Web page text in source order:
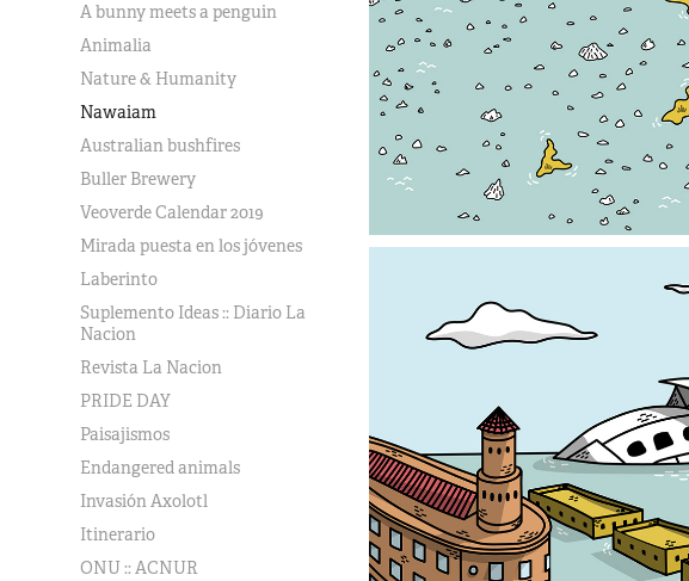
A bunny meets a penguin
Animalia
Nature & Humanity
Nawaiam
Australian bushfires
Buller Brewery
Veoverde Calendar 2019
Mirada puesta en los jóvenes
Laberinto
Suplemento Ideas :: Diario La
Nacion
Revista La Nacion
PRIDE DAY
Paisajismos
Endangered animals
Invasión Axolotl
Itinerario
ONU :: ACNUR